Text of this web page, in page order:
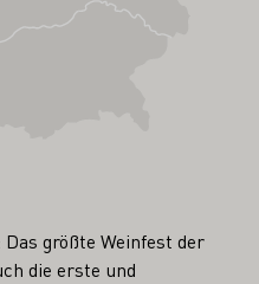
größte Weinfest der
die erste und